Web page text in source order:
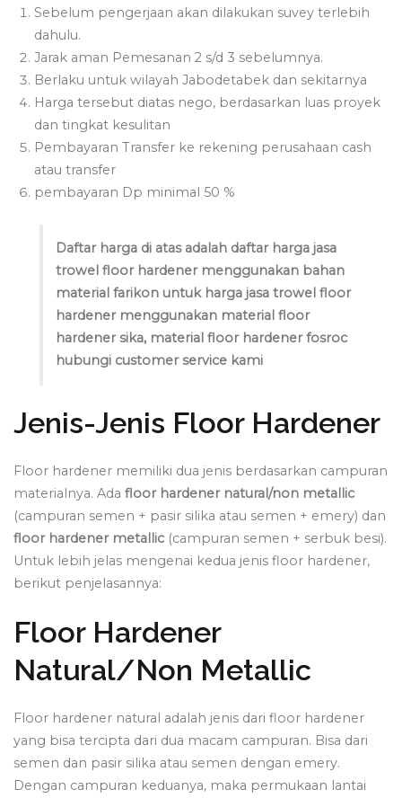
Sebelum pengerjaan akan dilakukan suvey terlebih
dahulu.
Jarak aman Pemesanan 2 s/d 3 sebelumnya.
Berlaku untuk wilayah Jabodetabek dan sekitarnya
Harga tersebut diatas nego, berdasarkan luas proyek
dan tingkat kesulitan
Pembayaran Transfer ke rekening perusahaan cash
atau transfer
pembayaran Dp minimal 50 %
Daftar harga di atas adalah daftar harga jasa
trowel floor hardener menggunakan bahan
material farikon untuk harga jasa trowel floor
hardener menggunakan material floor
hardener sika, material floor hardener fosroc
hubungi customer service kami
Jenis-Jenis Floor Hardener
Floor hardener memiliki dua jenis berdasarkan campuran
materialnya. Ada floor hardener natural/non metallic
(campuran semen + pasir silika atau semen + emery) dan
floor hardener metallic (campuran semen + serbuk besi).
Untuk lebih jelas mengenai kedua jenis floor hardener,
berikut penjelasannya:
Floor Hardener
Natural/Non Metallic
Floor hardener natural adalah jenis dari floor hardener
yang bisa tercipta dari dua macam campuran. Bisa dari
semen dan pasir silika atau semen dengan emery.
Dengan campuran keduanya, maka permukaan lantai